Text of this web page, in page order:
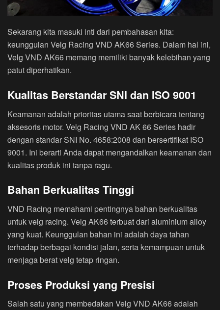
Sekarang kita masuki inti dari pembahasan kita:
keunggulan Velg Racing VND AK66 Series. Dalam hal ini,
Velg VND AK66 memang memiliki banyak kelebihan yang
patut diperhatikan.
Kualitas Berstandar SNI dan ISO 9001
Keamanan adalah prioritas utama saat berbicara tentang
aksesoris motor. Velg Racing VND AK 66 Series hadir
dengan standar SNI No. 4658:2008 dan bersertifikat ISO
9001. Ini berarti Anda dapat mengandalkan keamanan dan
kualitas produk ini tanpa ragu.
Bahan Berkualitas Tinggi
VND Racing memahami pentingnya bahan berkualitas
untuk velg racing. Velg AK66 terbuat dari aluminium alloy
yang kuat. Keunggulan bahan ini adalah daya tahan
terhadap berbagai kondisi jalan, serta kemampuan untuk
menjaga berat velg tetap ringan.
Proses Produksi yang Presisi
Salah satu yang membedakan Velg VND AK66 adalah